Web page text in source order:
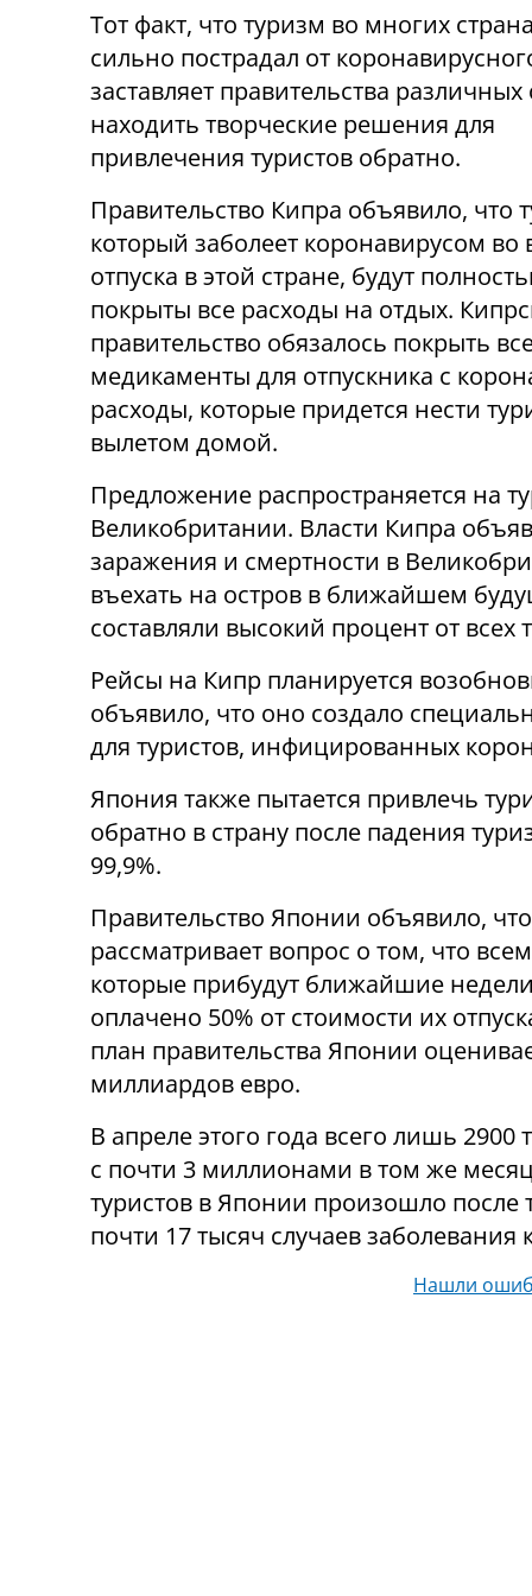
Тот факт, что туризм во многих
сильно пострадал от
заставляет правительства различных
находить творческие решения для
привлечения туристов обратно.
Правительство Кипра объявило, что
который заболеет коронавирусом во
отпуска в этой стране, будут
покрыты все расходы на отдых.
правительство обязалось покрыть
медикаменты для отпускника с
расходы, которые придется нести
вылетом домой.
Предложение распространяется на
Великобритании. Власти Кипра
заражения и смертности в
въехать на остров в ближайшем
составляли высокий процент от всех
Рейсы на Кипр планируется
объявило, что оно создало
для туристов, инфицированных
Япония также пытается привлечь
обратно в страну после падения
99,9%.
Правительство Японии объявило, что
рассматривает вопрос о том, что
которые прибудут ближайшие
оплачено 50% от стоимости их
план правительства Японии
миллиардов евро.
В апреле этого года всего лишь
с почти 3 миллионами в том же
туристов в Японии произошло после
почти 17 тысяч случаев заболевания
Нашли